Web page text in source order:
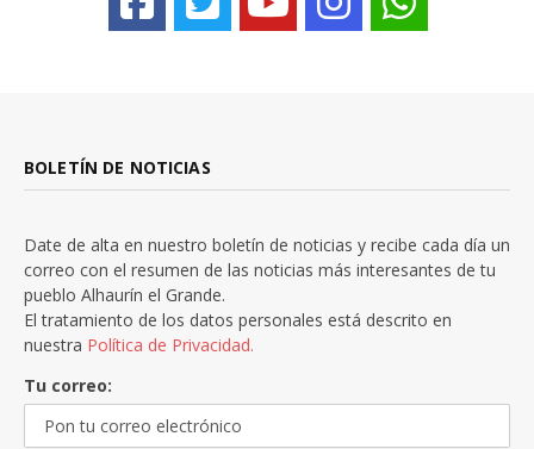
BOLETÍN DE NOTICIAS
Date de alta en nuestro boletín de noticias y recibe cada día un
correo con el resumen de las noticias más interesantes de tu
pueblo Alhaurín el Grande.
El tratamiento de los datos personales está descrito en
nuestra Política de Privacidad.
Tu correo: